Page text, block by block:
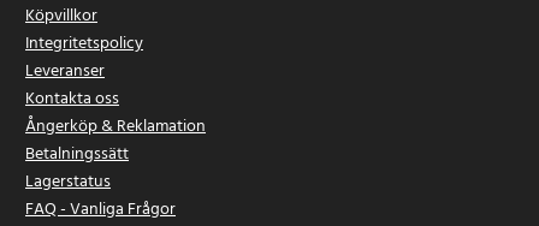
Köpvillkor
Integritetspolicy
Leveranser
Kontakta oss
Ångerköp & Reklamation
Betalningssätt
Lagerstatus
FAQ - Vanliga Frågor